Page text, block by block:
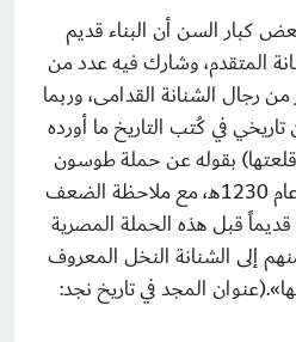
كبار السن أن البناء قديم
المتقدم، وشارك فيه عدد من
رجال الشنانة القدامى، وربما
في كُتب التاريخ ما أورده
بقوله عن حملة طوسون
باشا التي حاصرت الشنانة عام 1230هـ، مع ملاحظة الضعف
قبل هذه الحملة المصرية
إلى الشنانة النخل المعروف
المجد في تاريخ نجد: